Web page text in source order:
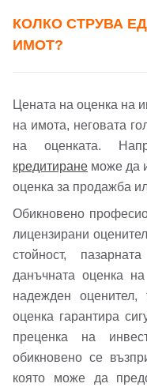
КОЛКО СТРУВА
ИМОТ?
Цената на оценка на
на имота, неговата
на оценката.
кредитиране може да
оценка за продажба
Обикновено
лицензирани
стойност,
данъчната оценка
надежден оценител,
оценка гарантира
преценка на
обикновено се
която може да